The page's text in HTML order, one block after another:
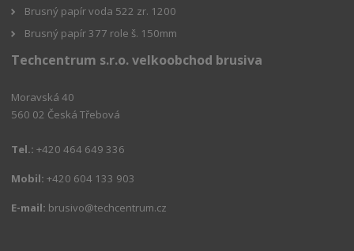
Brusný papír voda 522 zr. 1200
Brusný papír 377 role š. 150mm
Techcentrum s.r.o. velkoobchod brusiva
Moravská 40
560 02 Česká Třebová
Tel.: +420 464 649 336
Mobil: +420 604 133 903
E-mail: brusivo@techcentrum.cz